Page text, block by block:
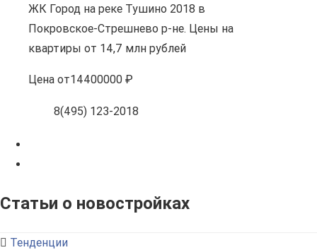
ЖК Город на реке Тушино 2018 в
Покровское-Стрешнево р-не. Цены на
квартиры от 14,7 млн рублей
Цена от14400000 ₽
8(495) 123-2018
Статьи о новостройках
Тенденции